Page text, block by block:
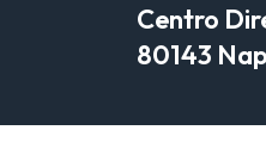
Centro
80143